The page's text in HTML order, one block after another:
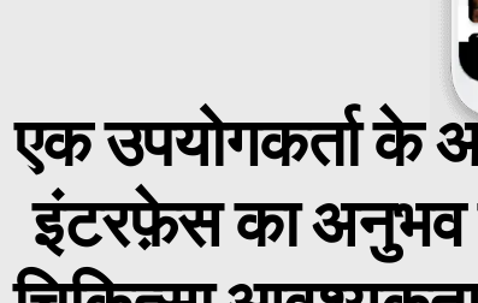
एक उपयोगकर्ता के
इंटरफ़ेस का